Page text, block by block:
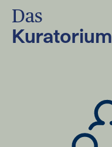
Das
Kuratorium